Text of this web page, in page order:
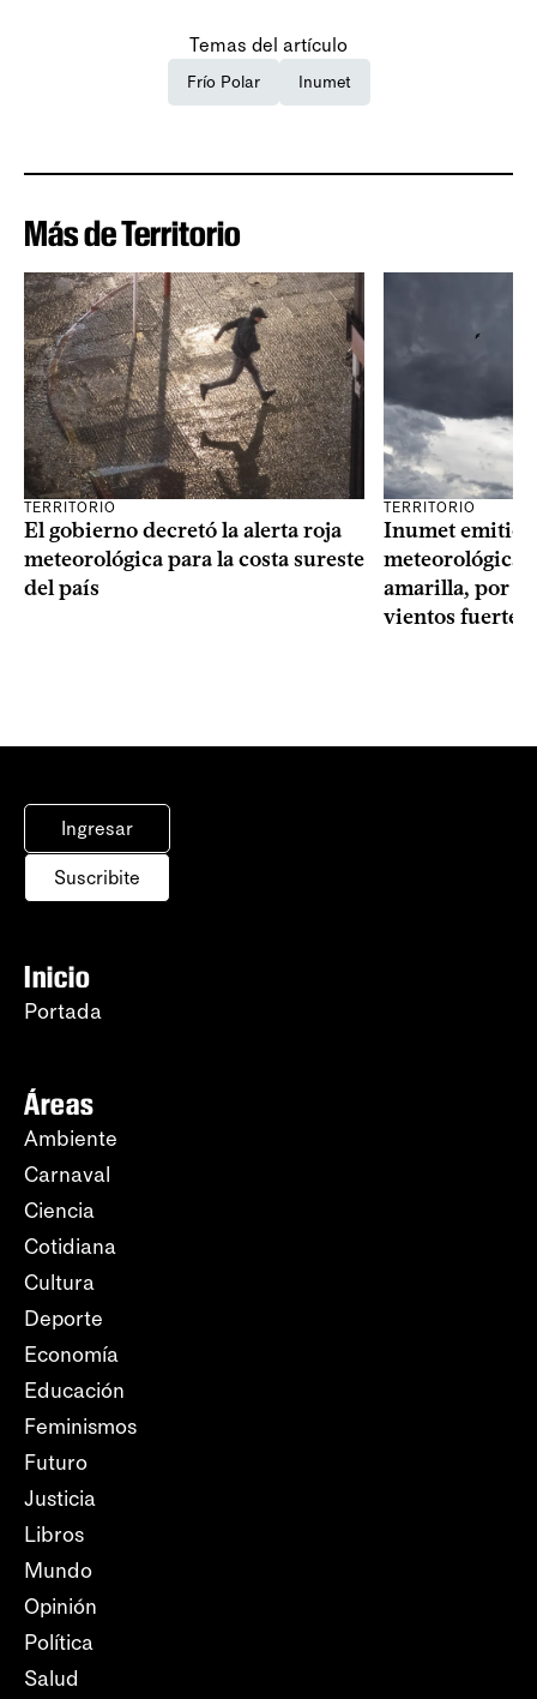
Temas del artículo
Frío Polar Inumet
Más de Territorio
TERRITORIO
El gobierno decretó la alerta roja
meteorológica para la costa sureste
del país
TERRITORIO
Inumet emitió
meteorológica,
amarilla, por
vientos fuertes
Ingresar
Suscribite
Inicio
Portada
Áreas
Ambiente
Carnaval
Ciencia
Cotidiana
Cultura
Deporte
Economía
Educación
Feminismos
Futuro
Justicia
Libros
Mundo
Opinión
Política
Salud